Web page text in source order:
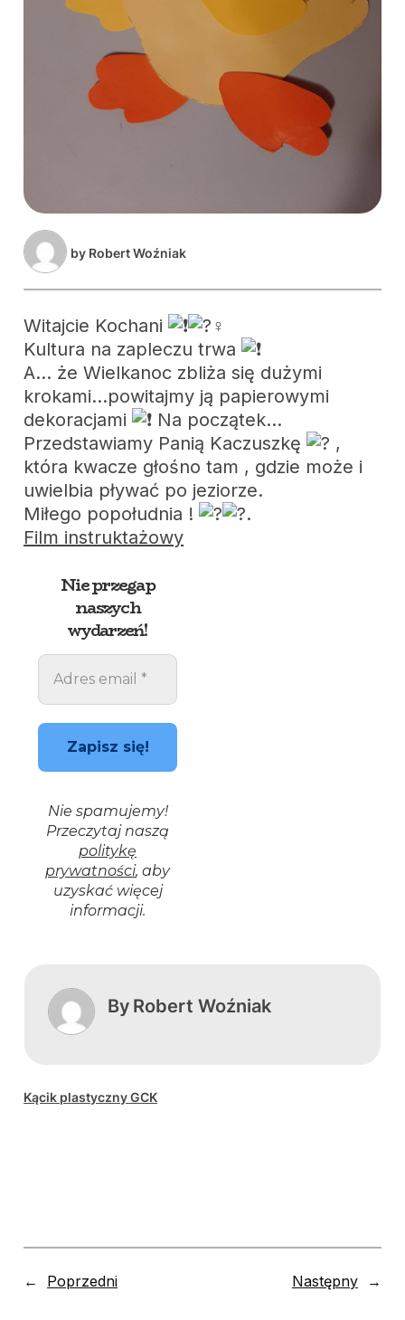
by Robert Woźniak
Witajcie Kochani
Kultura na zapleczu trwa
A… że Wielkanoc zbliża się dużymi
krokami…powitajmy ją papierowymi
dekoracjami
Na początek…
Przedstawiamy Panią Kaczuszkę
,
która kwacze głośno tam , gdzie może i
uwielbia pływać po jeziorze.
Miłego popołudnia !
.
Film instruktażowy
Nie przegap
naszych
wydarzeń!
Nie spamujemy!
Przeczytaj naszą
politykę
prywatności, aby
uzyskać więcej
informacji.
By Robert Woźniak
Kącik plastyczny GCK
← Poprzedni Następny →